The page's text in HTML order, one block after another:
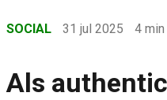
›
›
SOCIAL 31 jul 2025 4
Als